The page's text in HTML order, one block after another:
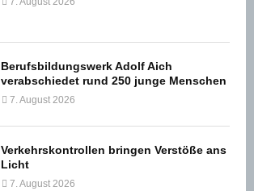
Berufsbildungswerk Adolf Aich
verabschiedet rund 250 junge Menschen
7. August 2026
Verkehrskontrollen bringen Verstöße ans
Licht
7. August 2026